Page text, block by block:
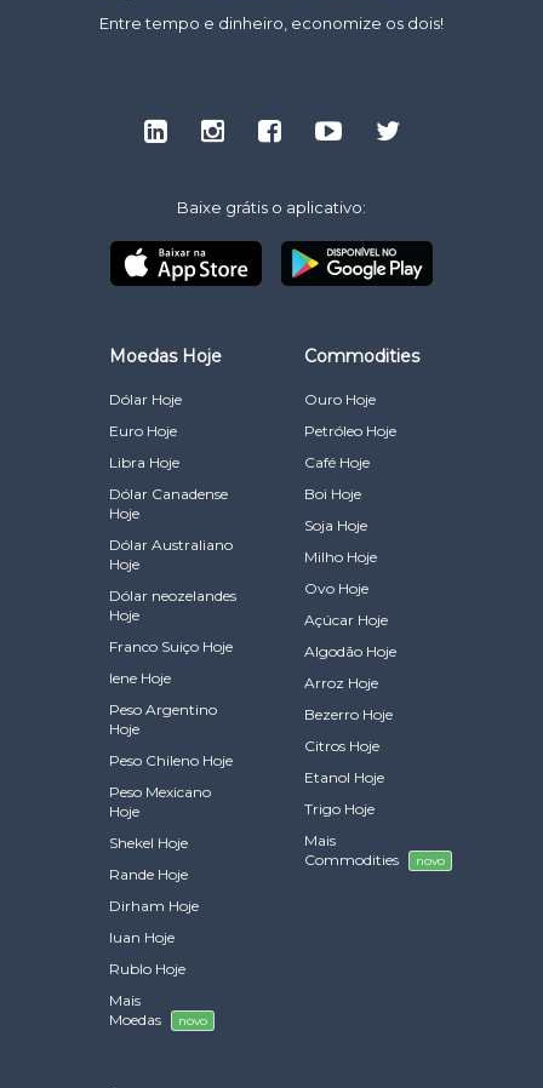
Entre tempo e dinheiro, economize os dois!
Baixe grátis o aplicativo:
Moedas Hoje
Dólar Hoje
Euro Hoje
Libra Hoje
Dólar Canadense
Hoje
Dólar Australiano
Hoje
Dólar neozelandes
Hoje
Franco Suiço Hoje
Iene Hoje
Peso Argentino
Hoje
Peso Chileno Hoje
Peso Mexicano
Hoje
Shekel Hoje
Rande Hoje
Dirham Hoje
Iuan Hoje
Rublo Hoje
Mais
Moedas
novo
Commodities
Ouro Hoje
Petróleo Hoje
Café Hoje
Boi Hoje
Soja Hoje
Milho Hoje
Ovo Hoje
Açúcar Hoje
Algodão Hoje
Arroz Hoje
Bezerro Hoje
Citros Hoje
Etanol Hoje
Trigo Hoje
Mais
Commodities
novo